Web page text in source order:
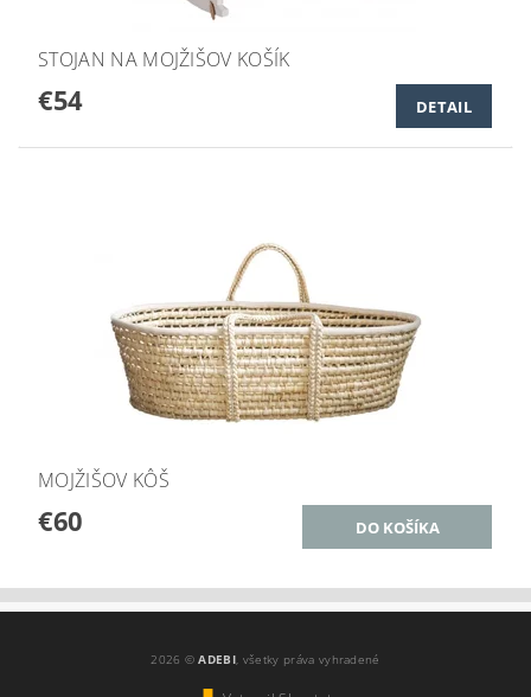
STOJAN NA MOJŽIŠOV KOŠÍK
€54 DETAIL
MOJŽIŠOV KÔŠ
€60
2026 ©ADEBI, všetky práva vyhradené